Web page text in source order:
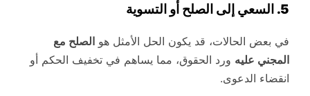
5. السعي إلى الصلح أو التسوية
في بعض الحالات، قد يكون الحل الأمثل هو الصلح مع
المجني عليه ورد الحقوق، مما يساهم في تخفيف الحكم أو
انقضاء الدعوى.